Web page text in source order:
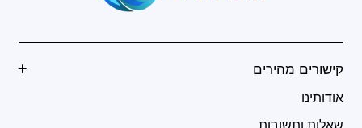
קישורים מהירים
אודותינו